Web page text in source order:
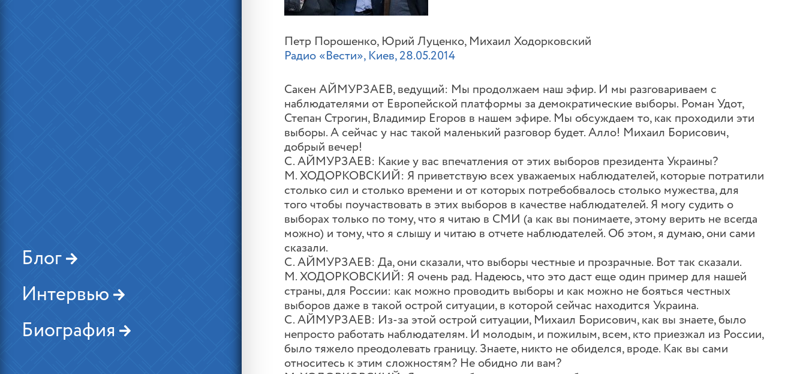
Блог
Интервью
Биография
Петр Порошенко, Юрий Луценко, Михаил Ходорковский
Радио «Вести», Киев, 28.05.2014
Сакен АЙМУРЗАЕВ, ведущий: Мы продолжаем наш эфир. И мы разговариваем с
наблюдателями от Европейской платформы за демократические выборы. Роман Удот,
Степан Строгин, Владимир Егоров в нашем эфире. Мы обсуждаем то, как проходили эти
выборы. А сейчас у нас такой маленький разговор будет. Алло! Михаил Борисович,
добрый вечер!
С. АЙМУРЗАЕВ: Какие у вас впечатления от этих выборов президента Украины?
М. ХОДОРКОВСКИЙ: Я приветствую всех уважаемых наблюдателей, которые потратили
столько сил и столько времени и от которых потребобвалось столько мужества, для
того чтобы поучаствовать в этих выборов в качестве наблюдателей. Я могу судить о
выборах только по тому, что я читаю в СМИ (а как вы понимаете, этому верить не всегда
можно) и тому, что я слышу и читаю в отчете наблюдателей. Об этом, я думаю, они сами
сказали.
С. АЙМУРЗАЕВ: Да, они сказали, что выборы честные и прозрачные. Вот так сказали.
М. ХОДОРКОВСКИЙ: Я очень рад. Надеюсь, что это даст еще один пример для нашей
страны, для России: как можно проводить выборы и как можно не бояться честных
выборов даже в такой острой ситуации, в которой сейчас находится Украина.
С. АЙМУРЗАЕВ: Из-за этой острой ситуации, Михаил Борисович, как вы знаете, было
непросто работать наблюдателям. И молодым, и пожилым, всем, кто приезжал из России,
было тяжело преодолевать границу. Знаете, никто не обиделся, вроде. Как вы сами
относитесь к этим сложностям? Не обидно ли вам?